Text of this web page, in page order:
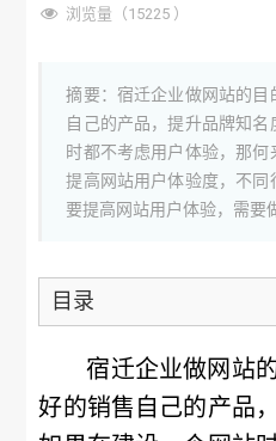
浏览量（15225 ）
摘要：宿迁企业做网站的
自己的产品，提升品牌知
时都不考虑用户体验，那
提高网站用户体验度，不
要提高网站用户体验，需要
目录
宿迁企业做网站
好的销售自己的产品